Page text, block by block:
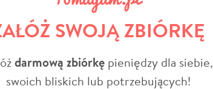
SWOJĄ ZBIÓRKĘ
darmową zbiórkępieniędzy dla siebie,
swoich bliskich lub potrzebujących!